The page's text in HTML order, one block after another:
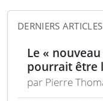
DERNIERS ARTICLES
Le «
pourrait être
génération
par Pierre